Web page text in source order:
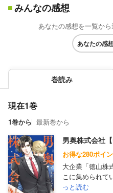
みんなの感想
あなたの感想を一覧から
あなたの感
巻読み
現在1巻
1巻から 最新巻から
男奥株式会社
お得な280ポイ
大企業「徳山株
こに集められて
っと読む